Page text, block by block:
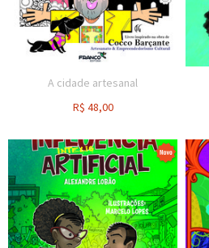
A cidade artesanal
R$ 48,00